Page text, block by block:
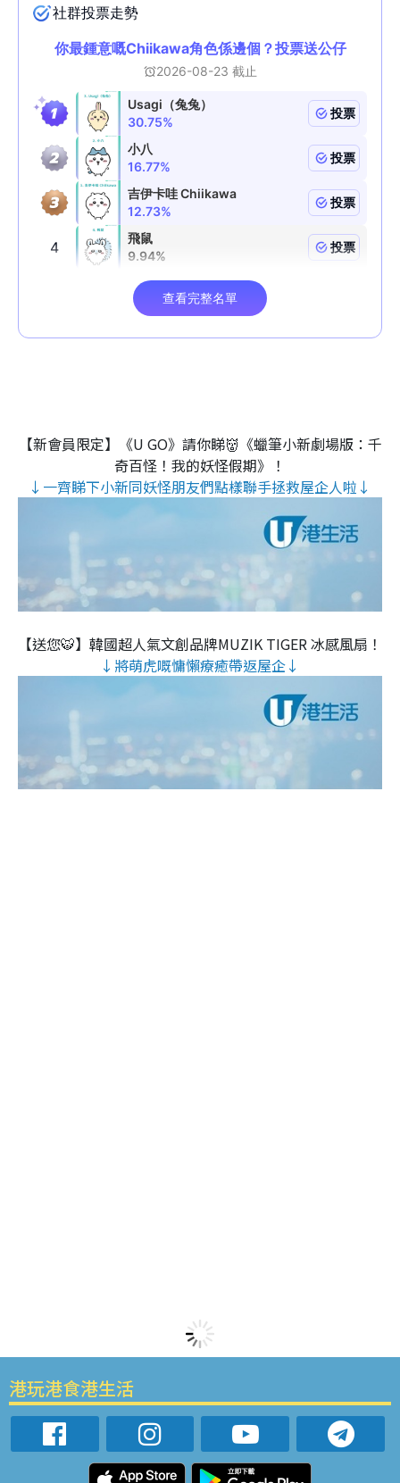
【新會員限定】《U GO》請你睇👹《蠟筆小新劇場版：千
奇百怪！我的妖怪假期》！
↓一齊睇下小新同妖怪朋友們點樣聯手拯救屋企人啦↓
【送您🐯】韓國超人氣文創品牌MUZIK TIGER 冰感風扇！
↓將萌虎嘅慵懶療癒帶返屋企↓
港玩港食港生活